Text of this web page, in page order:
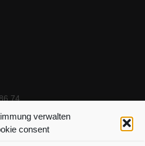
verwalten
consent
74